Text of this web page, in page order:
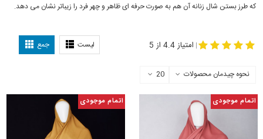
که طرز بستن شال زنانه آن هم به صورت حرفه ای ظاهر و چهر فرد را زیباتر نشان می دهد.
لیست جمع | امتیاز 4.4 از 5
نحوه چیدمان محصولات 20
اتمام موجودی اتمام موجودی